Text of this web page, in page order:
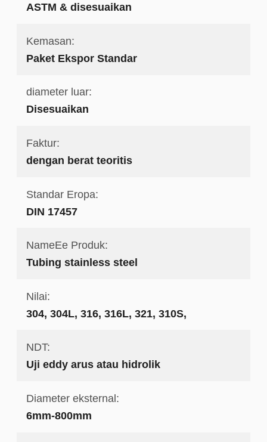
ASTM & disesuaikan
Kemasan:
Paket Ekspor Standar
diameter luar:
Disesuaikan
Faktur:
dengan berat teoritis
Standar Eropa:
DIN 17457
NameEe Produk:
Tubing stainless steel
Nilai:
304, 304L, 316, 316L, 321, 310S,
NDT:
Uji eddy arus atau hidrolik
Diameter eksternal:
6mm-800mm